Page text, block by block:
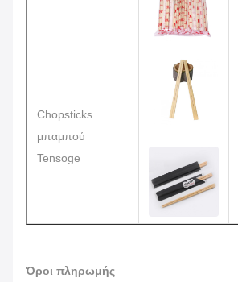
Chopsticks
μπαμπού
Tensoge
Όροι πληρωμής